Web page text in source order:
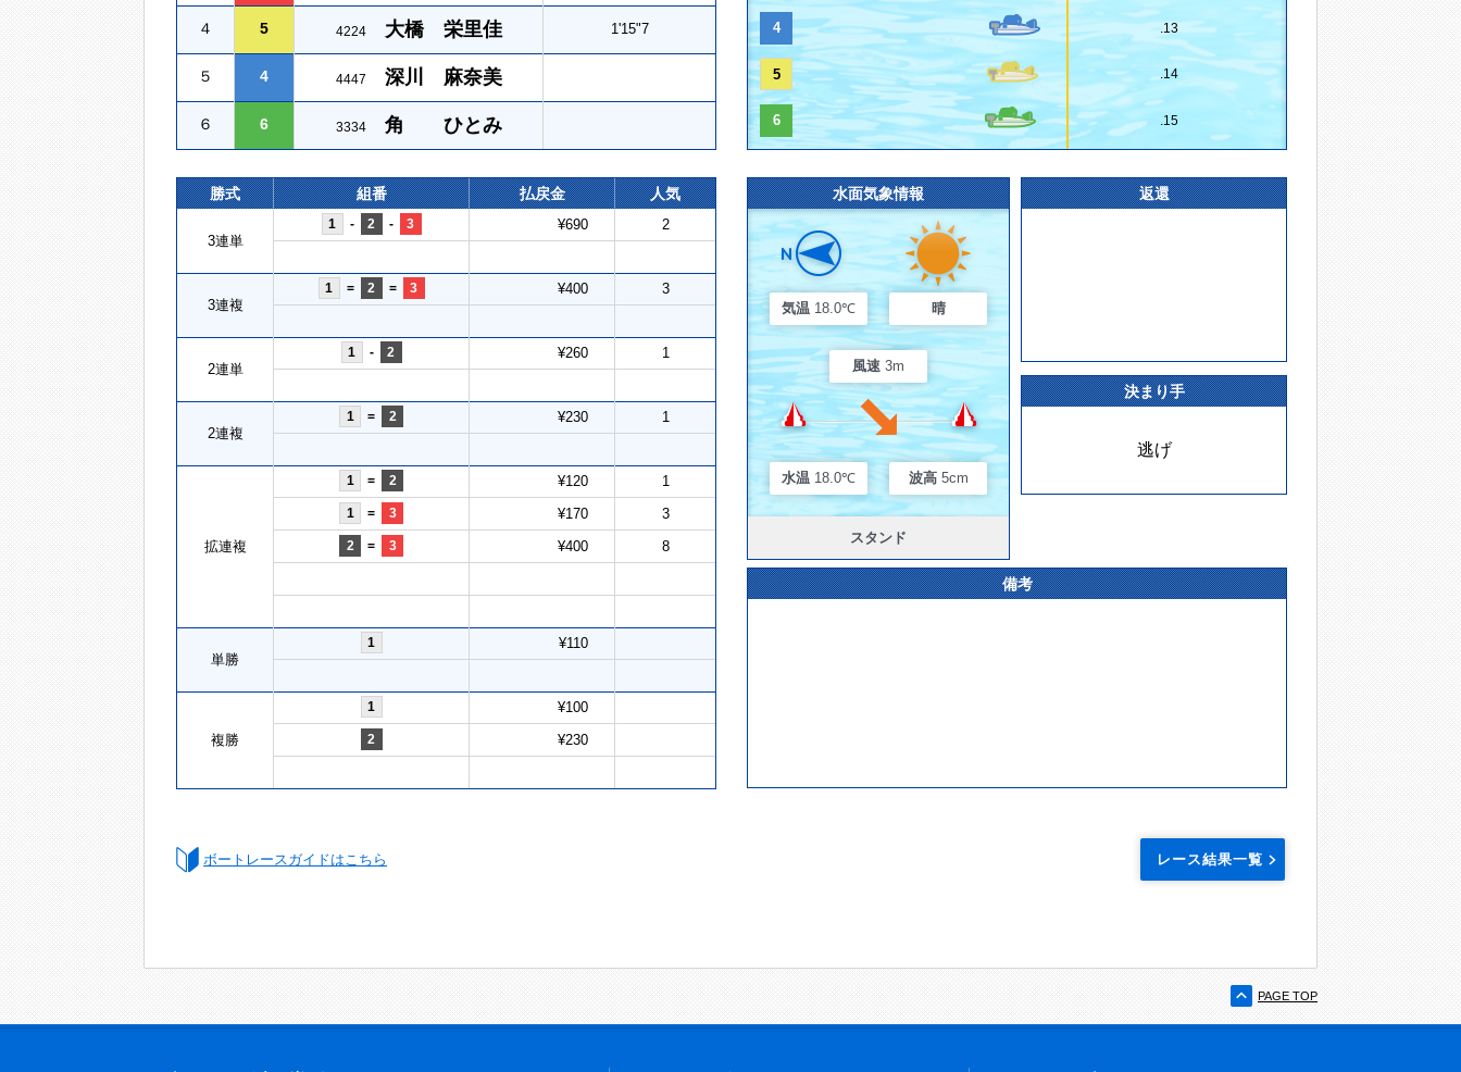
４ 5 4224 大橋 栄里佳 1'15"7
５ 4 4447 深川 麻奈美
６ 6 3334 角 ひとみ
4 .13
5 .14
6 .15
勝式 組番 払戻金 人気
3連単
1 - 2 - 3 ¥690 2
3連複
1 = 2 = 3 ¥400 3
2連単
1 - 2 ¥260 1
2連複
1 = 2 ¥230 1
拡連複
1 = 2 ¥120 1
1 = 3 ¥170 3
2 = 3 ¥400 8
単勝
1 ¥110
複勝
1 ¥100
2 ¥230
水面気象情報
気温 18.0℃ 晴
風速 3m
水温 18.0℃ 波高 5cm
スタンド
返還
決まり手
逃げ
備考
ボートレースガイドはこちら レース結果一覧
PAGE TOP